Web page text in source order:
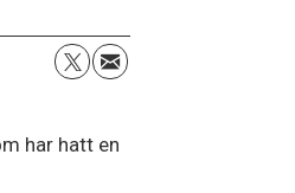
har hatt en